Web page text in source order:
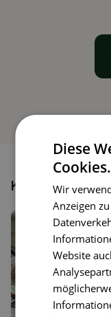
Könnte dir
Diese
Cookies.
Wir
Anzeigen
Website